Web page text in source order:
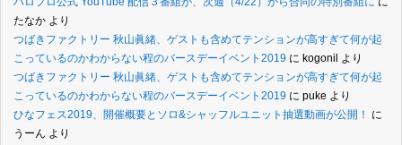
たなか より
つばきファクトリー 秋山眞緒、ゲストも含めてテンションが高すぎて何が起
こっているのかわからない程のバースデーイベント2019 に kogonil より
つばきファクトリー 秋山眞緒、ゲストも含めてテンションが高すぎて何が起
こっているのかわからない程のバースデーイベント2019 に puke より
ひなフェス2019、開催概要とソロ&シャッフルユニット抽選動画が公開！
に
うーん より